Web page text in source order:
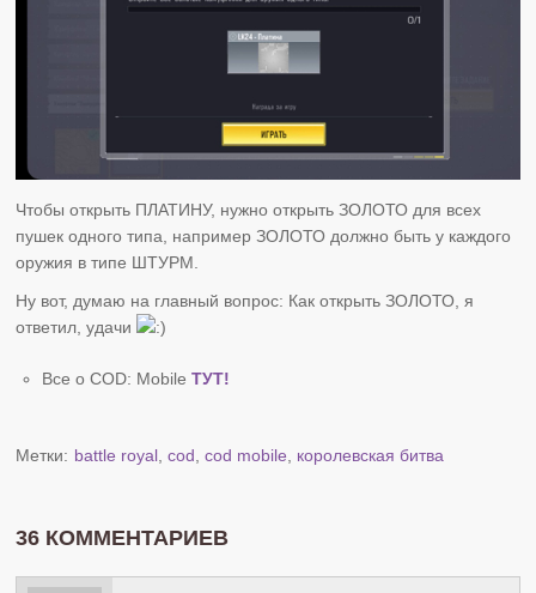
Чтобы открыть ПЛАТИНУ, нужно открыть ЗОЛОТО для всех
пушек одного типа, например ЗОЛОТО должно быть у каждого
оружия в типе ШТУРМ.
Ну вот, думаю на главный вопрос: Как открыть ЗОЛОТО, я
ответил, удачи
Все о COD: MobileТУТ!
Метки: battle royal ,cod ,cod mobile королевская битва
36 КОММЕНТАРИЕВ